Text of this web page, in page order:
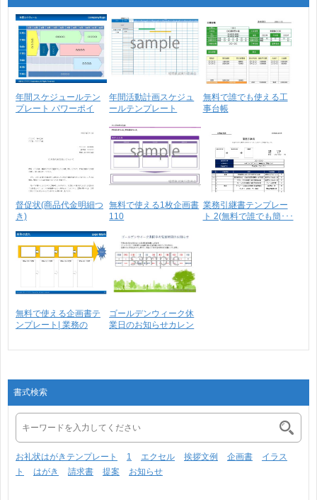
年間スケジュールテン
プレート パワーポイ
年間活動計画スケジュ
ールテンプレート
無料で誰でも使える工
事台帳
督促状(商品代金明細つ
き)
無料で使える1枚企画書
110
業務引継書テンプレー
ト 2(無料で誰でも簡･･･
無料で使える企画書テ
ンプレート| 業務の
ゴールデンウィーク休
業日のお知らせカレン
書式検索
お礼状はがきテンプレート 1 エクセル 挨拶文例 企画書
イラス
ト
はがき 請求書 提案 お知らせ